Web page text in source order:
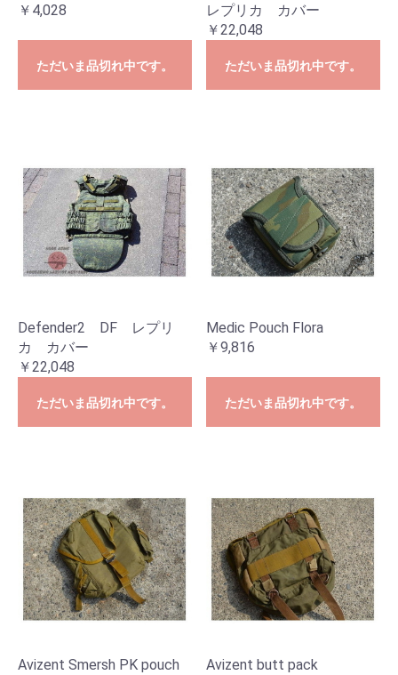
￥4,028
ただいま品切れ中です。
レプリカ カバー
￥22,048
ただいま品切れ中です。
Defender2 DF レプリ
カ カバー
￥22,048
ただいま品切れ中です。
Medic Pouch Flora
￥9,816
ただいま品切れ中です。
Avizent Smersh PK pouch
Avizent butt pack